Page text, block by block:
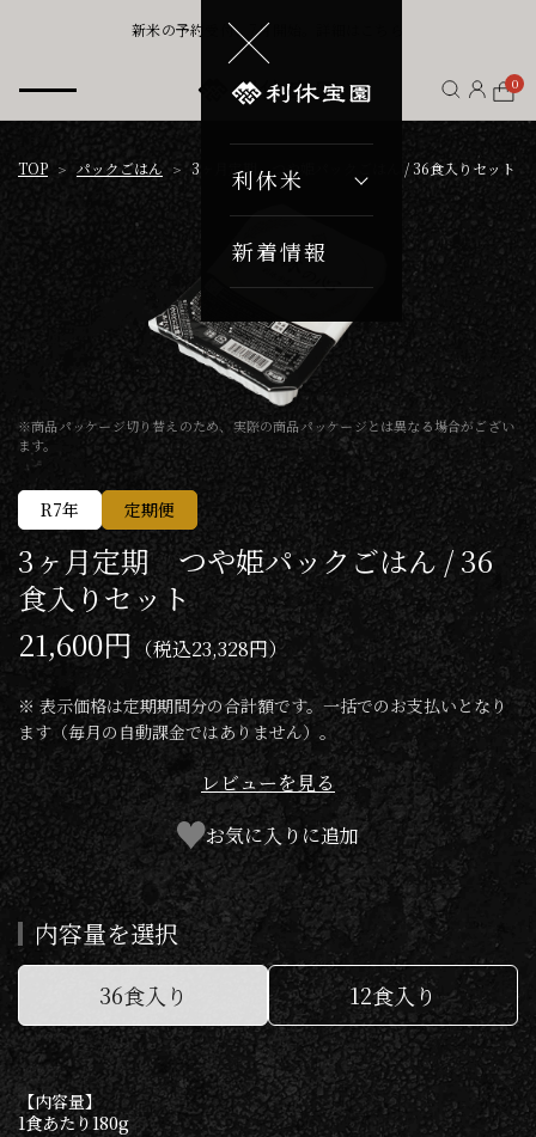
新米の予約受付、7月開始。詳細はこちら
0
利休米
新着情報
TOP パックごはん 3ヶ月定期 つや姫パックごはん / 36食入りセット
※商品パッケージ切り替えのため、実際の商品パッケージとは異なる場合がござい
ます。
R7年 定期便
3ヶ月定期 つや姫パックごはん / 36
食入りセット
21,600円 （税込23,328円）
※ 表示価格は定期期間分の合計額です。一括でのお支払いとなり
ます（毎月の自動課金ではありません）。
レビューを見る
お気に入りに追加
内容量を選択
36食入り 12食入り
【内容量】
1食あたり180g